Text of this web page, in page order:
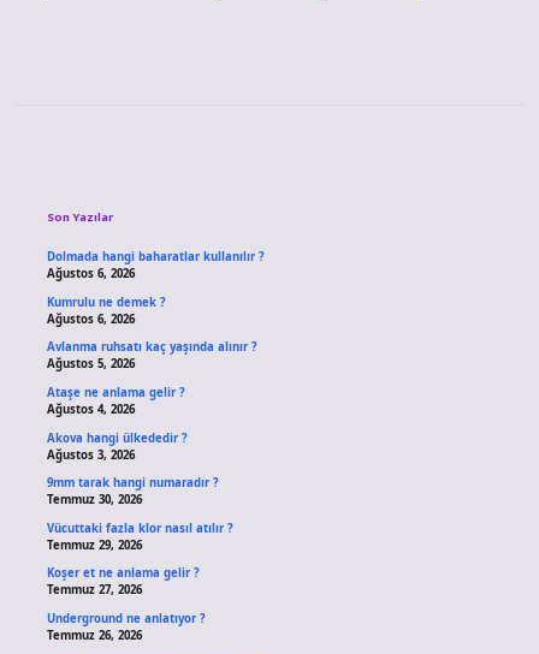
Son Yazılar
Dolmada hangi baharatlar kullanılır ?
Ağustos 6, 2026
Kumrulu ne demek ?
Ağustos 6, 2026
Avlanma ruhsatı kaç yaşında alınır ?
Ağustos 5, 2026
Ataşe ne anlama gelir ?
Ağustos 4, 2026
Akova hangi ülkededir ?
Ağustos 3, 2026
9mm tarak hangi numaradır ?
Temmuz 30, 2026
Vücuttaki fazla klor nasıl atılır ?
Temmuz 29, 2026
Koşer et ne anlama gelir ?
Temmuz 27, 2026
Underground ne anlatıyor ?
Temmuz 26, 2026